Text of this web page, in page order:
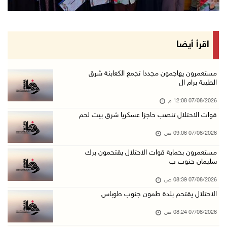
الاحتلال يخطر باقتلاع أشجار من 310 دونمات وال ...
قوات الاحتلال تقتحم يعبد جنوب غرب جنين
48 إصابة منذ بدء عدوان الاحتلال على مخيم قلند ...
06/آب/2026 10:45 م
الاحتلال يعتقل شابين من المغير
06/آب/2026 10:27 م
وزير الداخلية يبحث مع مكافحة المخدرات الدولي ...
06/آب/2026 10:01 م
06/آب/2026 09:17 م
اقرأ أيضا
مستعمرون يهاجمون مجددا تجمع الكعابنة شرق
الطيبة برام ال
07/08/2026 12:08 م
قوات الاحتلال تنصب حاجزا عسكريا شرق بيت لحم
07/08/2026 09:06 ص
مستعمرون بحماية قوات الاحتلال يقتحمون برك
سليمان جنوب ب
07/08/2026 08:39 ص
الاحتلال يقتحم بلدة طمون جنوب طوباس
07/08/2026 08:24 ص